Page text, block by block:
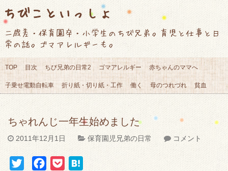
ちびこといっしょ
二歳差・保育園卒・小学生のちび兄弟。育児と仕事と日
常の話。ゴマアレルギーも。
TOP 目次 ちび兄弟の日常2 ゴマアレルギー 赤ちゃんのママへ
子乗せ電動自転車 折り紙・切り紙・工作 働く 母のつれづれ 貧血
ちゃれんじ一年生始めました
2011年12月1日 保育園児兄弟の日常 コメント